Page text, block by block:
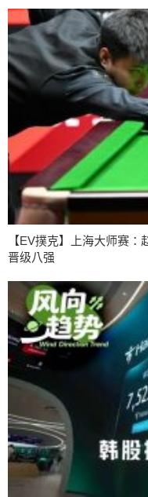
【EV撲克】上海大师赛
晋级八强